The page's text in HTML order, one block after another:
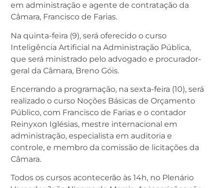
em administração e agente de contratação da
Câmara, Francisco de Farias.
Na quinta-feira (9), será oferecido o curso
Inteligência Artificial na Administração Pública,
que será ministrado pelo advogado e procurador-
geral da Câmara, Breno Góis.
Encerrando a programação, na sexta-feira (10), será
realizado o curso Noções Básicas de Orçamento
Público, com Francisco de Farias e o contador
Reinyxon Iglésias, mestre internacional em
administração, especialista em auditoria e
controle, e membro da comissão de licitações da
Câmara.
Todos os cursos acontecerão às 14h, no Plenário